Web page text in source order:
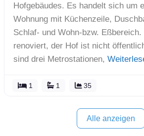
Hofgebäudes. Es handelt sich um
Wohnung mit Küchenzeile,
Schlaf- und Wohn-bzw.
renoviert, der Hof ist nicht
sind drei Metrostationen,
1 1 35
Alle anzeigen